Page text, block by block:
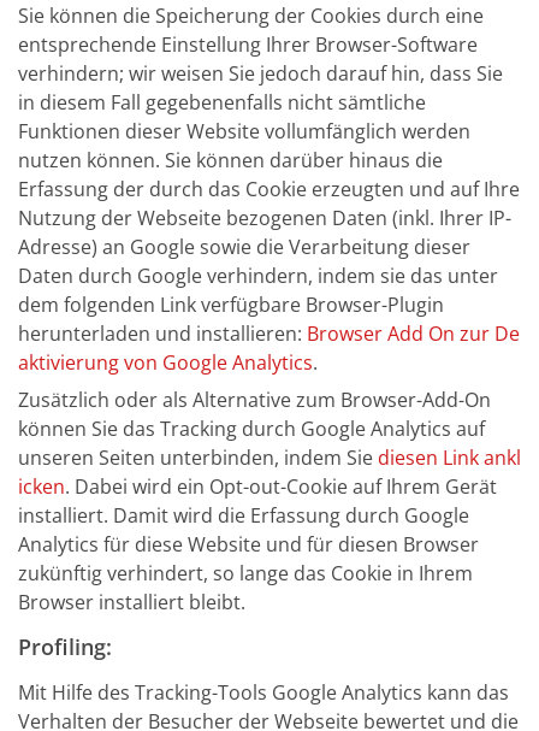
Sie können die Speicherung der Cookies durch eine
entsprechende Einstellung Ihrer Browser-Software
verhindern; wir weisen Sie jedoch darauf hin, dass Sie
in diesem Fall gegebenenfalls nicht sämtliche
Funktionen dieser Website vollumfänglich werden
nutzen können. Sie können darüber hinaus die
Erfassung der durch das Cookie erzeugten und auf Ihre
Nutzung der Webseite bezogenen Daten (inkl. Ihrer IP-
Adresse) an Google sowie die Verarbeitung dieser
Daten durch Google verhindern, indem sie das unter
dem folgenden Link verfügbare Browser-Plugin
herunterladen und installieren: Browser Add On zur De
aktivierung von Google Analytics.
Zusätzlich oder als Alternative zum Browser-Add-On
können Sie das Tracking durch Google Analytics auf
unseren Seiten unterbinden, indem Sie diesen Link ankl
icken. Dabei wird ein Opt-out-Cookie auf Ihrem Gerät
installiert. Damit wird die Erfassung durch Google
Analytics für diese Website und für diesen Browser
zukünftig verhindert, so lange das Cookie in Ihrem
Browser installiert bleibt.
Profiling:
Mit Hilfe des Tracking-Tools Google Analytics kann das
Verhalten der Besucher der Webseite bewertet und die